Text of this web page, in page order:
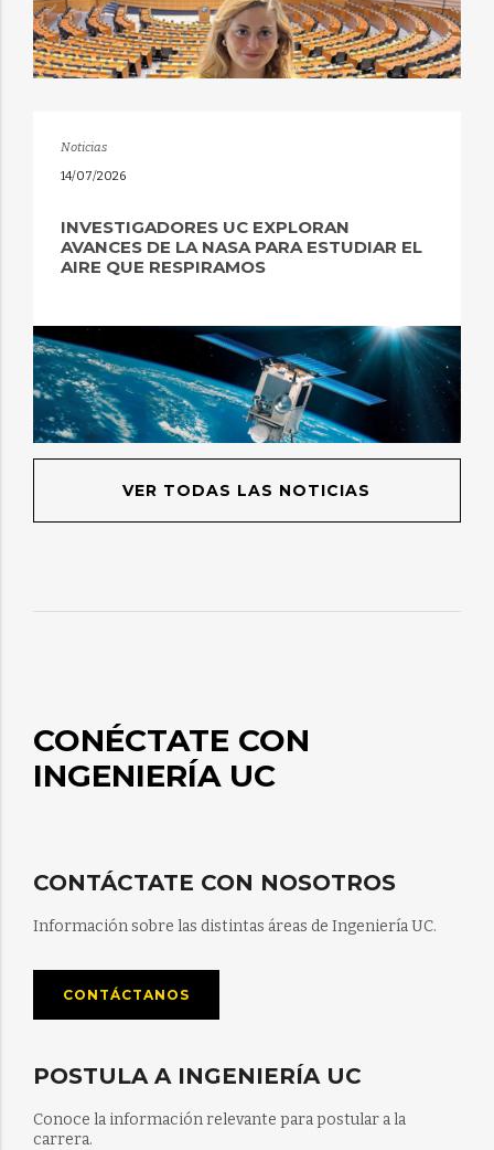
Noticias
14/07/2026
INVESTIGADORES UC EXPLORAN
AVANCES DE LA NASA PARA ESTUDIAR EL
AIRE QUE RESPIRAMOS
VER TODAS LAS NOTICIAS
CONÉCTATE CON
INGENIERÍA UC
CONTÁCTATE CON NOSOTROS
Información sobre las distintas áreas de Ingeniería UC.
CONTÁCTANOS
POSTULA A INGENIERÍA UC
Conoce la información relevante para postular a la
carrera.